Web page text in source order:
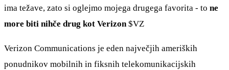
ima težave, zato si oglejmo mojega drugega favorita - to ne
more biti nihče drug kot Verizon$VZ
Verizon Communications je eden največjih ameriških
ponudnikov mobilnih in fiksnih telekomunikacijskih